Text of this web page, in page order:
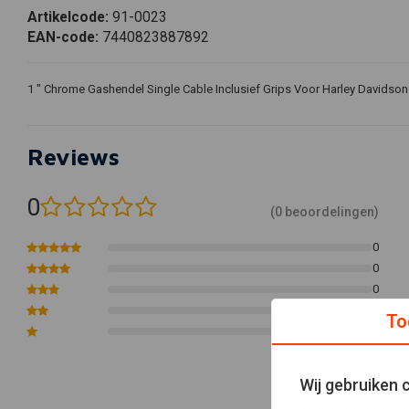
Artikelcode: 91-0023
EAN-code: 7440823887892
1 " Chrome Gashendel Single Cable Inclusief Grips Voor Harley Davidson
Reviews
0 (0 beoordelingen)
0
0
0
Wij gebruiken